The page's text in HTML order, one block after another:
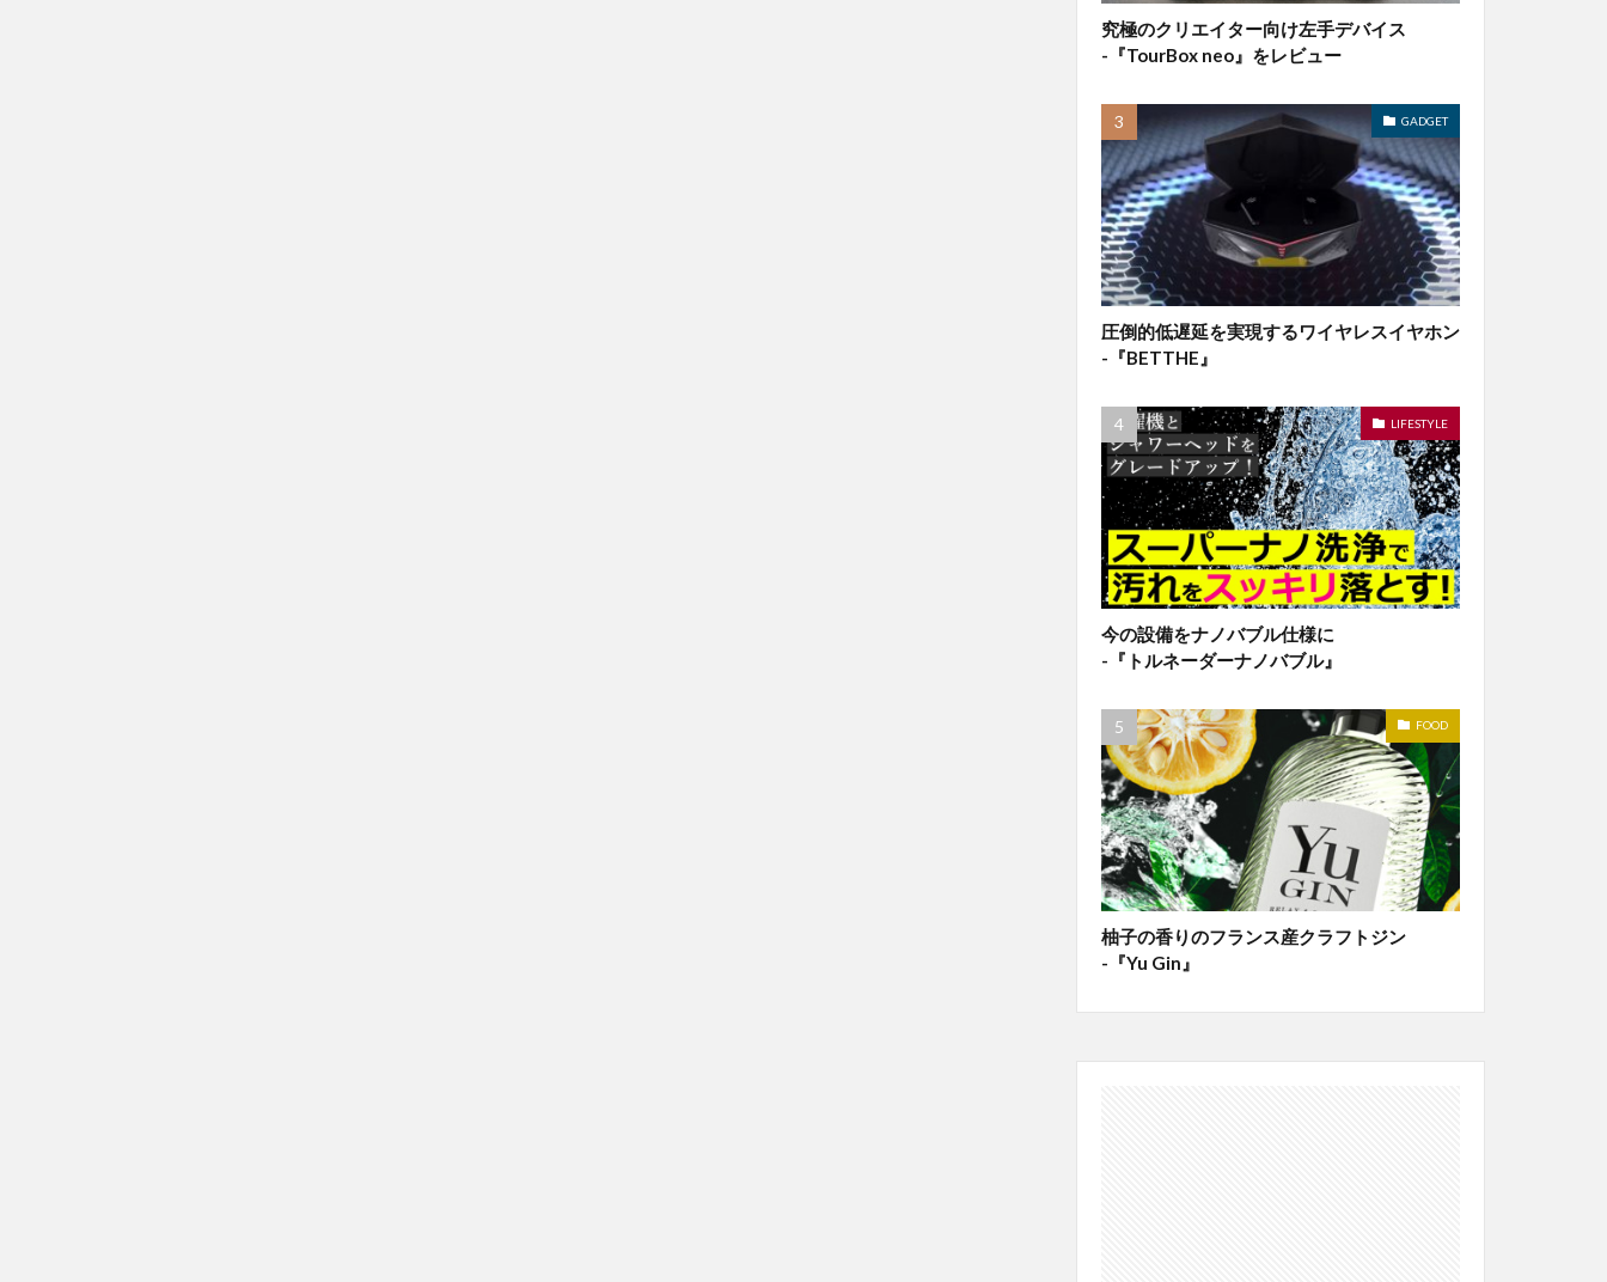
究極のクリエイター向け左手デバイス
-『TourBox neo』をレビュー
GADGET
圧倒的低遅延を実現するワイヤレスイヤホン
-『BETTHE』
LIFESTYLE
今の設備をナノバブル仕様に
-『トルネーダーナノバブル』
FOOD
柚子の香りのフランス産クラフトジン
-『Yu Gin』